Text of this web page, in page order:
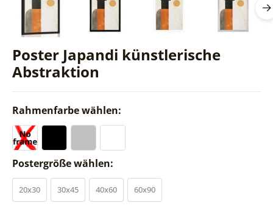
Poster Japandi künstlerische
Abstraktion
Rahmenfarbe wählen:
Postergröße wählen:
20x30 30x45 40x60 60x90